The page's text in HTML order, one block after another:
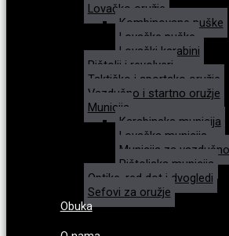
Lovačko oružje
Kombinovane puške
Lovačke puške
Lovački karabini
Pištolji i revolveri
Taktičko i sportsko oružje
Vazdušno i startno oružje
Municija
Karabinska municija
Lovačka municija
Municija za
Pištoljska municija
Optike, red dot i dvogledi
Sefovi za oružje
Obuka